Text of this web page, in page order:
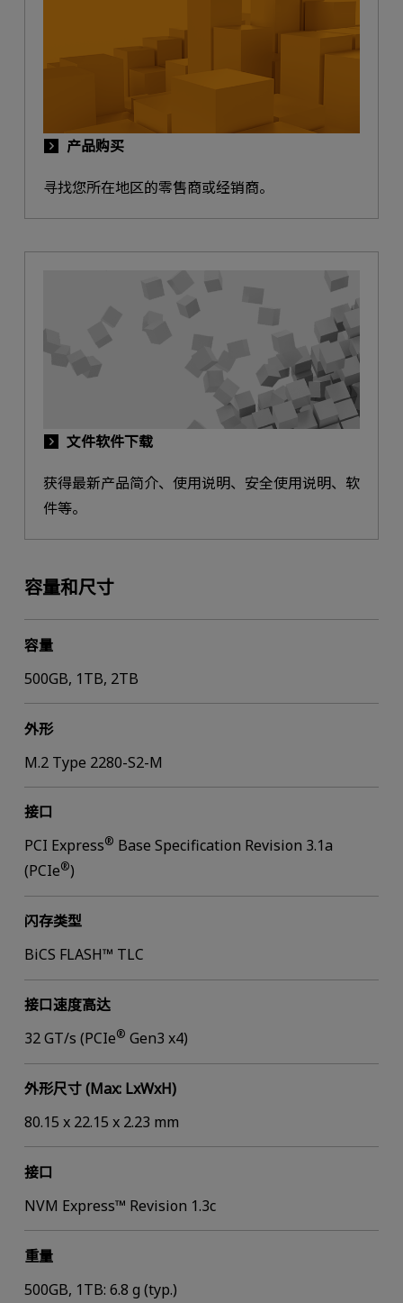
产品购买
寻找您所在地区的零售商或经销商。
文件软件下载
获得最新产品简介、使用说明、安全使用说明、软
件等。
容量和尺寸
容量
500GB, 1TB, 2TB
外形
M.2 Type 2280-S2-M
接口
PCI Express® Base Specification Revision 3.1a
(PCIe®)
闪存类型
BiCS FLASH™ TLC
接口速度高达
32 GT/s (PCIe® Gen3 x4)
外形尺寸 (Max: LxWxH)
80.15 x 22.15 x 2.23 mm
接口
NVM Express™ Revision 1.3c
重量
500GB, 1TB: 6.8 g (typ.)